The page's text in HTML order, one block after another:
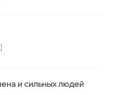
и сильных людей